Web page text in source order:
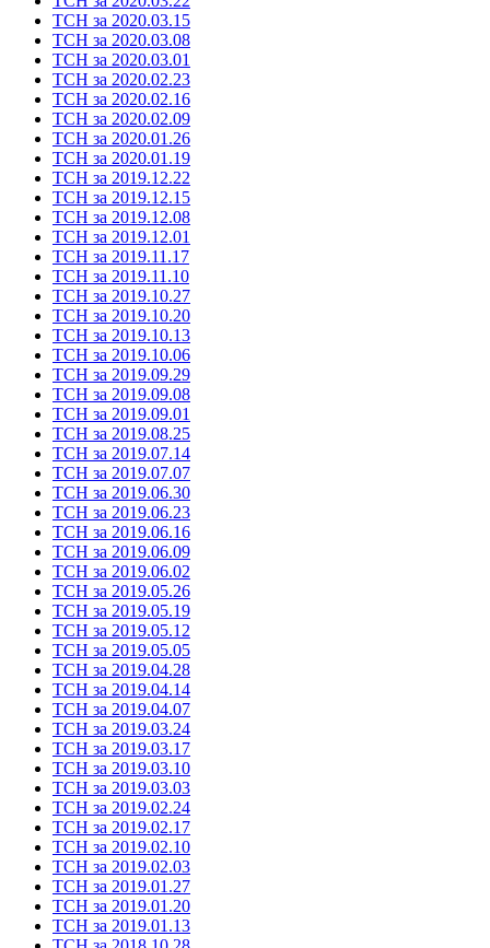
ТСН за 2020.03.15
ТСН за 2020.03.08
ТСН за 2020.03.01
ТСН за 2020.02.23
ТСН за 2020.02.16
ТСН за 2020.02.09
ТСН за 2020.01.26
ТСН за 2020.01.19
ТСН за 2019.12.22
ТСН за 2019.12.15
ТСН за 2019.12.08
ТСН за 2019.12.01
ТСН за 2019.11.17
ТСН за 2019.11.10
ТСН за 2019.10.27
ТСН за 2019.10.20
ТСН за 2019.10.13
ТСН за 2019.10.06
ТСН за 2019.09.29
ТСН за 2019.09.08
ТСН за 2019.09.01
ТСН за 2019.08.25
ТСН за 2019.07.14
ТСН за 2019.07.07
ТСН за 2019.06.30
ТСН за 2019.06.23
ТСН за 2019.06.16
ТСН за 2019.06.09
ТСН за 2019.06.02
ТСН за 2019.05.26
ТСН за 2019.05.19
ТСН за 2019.05.12
ТСН за 2019.05.05
ТСН за 2019.04.28
ТСН за 2019.04.14
ТСН за 2019.04.07
ТСН за 2019.03.24
ТСН за 2019.03.17
ТСН за 2019.03.10
ТСН за 2019.03.03
ТСН за 2019.02.24
ТСН за 2019.02.17
ТСН за 2019.02.10
ТСН за 2019.02.03
ТСН за 2019.01.27
ТСН за 2019.01.20
ТСН за 2019.01.13